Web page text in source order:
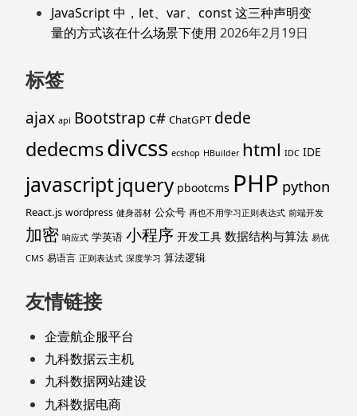
JavaScript 中，let、var、const 这三种声明变
量的方式该在什么场景下使用 2026年2月19日
标签
ajax api Bootstrap c# ChatGPT dede
dedecmsdivcss ecshop HBuilder html IDC IDE
javascriptjquery pbootcms PHP python
React.js wordpress 健身器材 公众号 再也不用学习正则表达式 前端开发
加密 响应式 学英语 小程序 开发工具 数据结构与算法 易优
CMS 易语言 正则表达式 深度学习 算法逻辑
友情链接
企壹航企服平台
九科数据云主机
九科数据网站建设
九科数据电商